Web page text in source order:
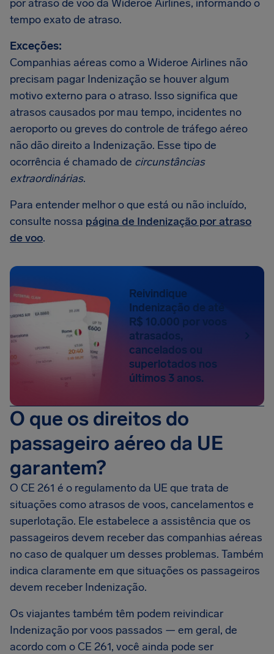
por atraso de voo da Wideroe Airlines, informando o
tempo exato de atraso.
Exceções:
Companhias aéreas como a Wideroe Airlines não
precisam pagar Indenização se houver algum
motivo externo para o atraso. Isso significa que
atrasos causados por mau tempo, incidentes no
aeroporto ou greves do controle de tráfego aéreo
não dão direito a Indenização. Esse tipo de
ocorrência é chamado de circunstâncias
extraordinárias.
Para entender melhor o que está ou não incluído,
consulte nossa página de Indenização por atraso
de voo.
Reivindique
Indenização de até
R$ 10.000 por voos
atrasados,
cancelados ou
superlotados nos
últimos 3 anos.
O que os direitos do
passageiro aéreo da UE
garantem?
O CE 261 é o regulamento da UE que trata de
situações como atrasos de voos, cancelamentos e
superlotação. Ele estabelece a assistência que os
passageiros devem receber das companhias aéreas
no caso de qualquer um desses problemas. Também
indica claramente em que situações os passageiros
devem receber Indenização.
Os viajantes também têm podem reivindicar
Indenização por voos passados — em geral, de
acordo com o CE 261, você ainda pode ser